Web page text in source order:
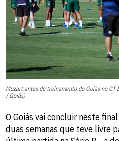
Mozart antes de treinamento do Goiás no CT
/ Goiás)
O Goiás vai concluir neste
duas semanas que teve livre